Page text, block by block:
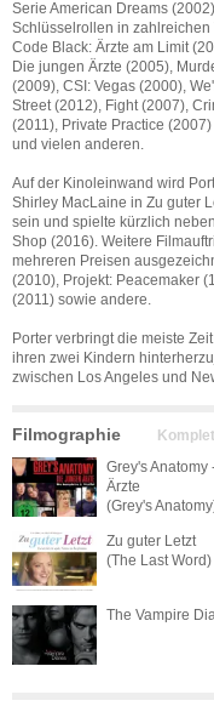
Serie American Dreams
Schlüsselrollen in zahlreichen
Code Black: Ärzte am Limit
Die jungen Ärzte (2005),
(2009), CSI: Vegas (2000),
Street (2012), Fight (2007),
(2011), Private Practice
und vielen anderen.
Auf der Kinoleinwand wird
Shirley MacLaine in Zu guter
sein und spielte kürzlich
Shop (2016). Weitere
mehreren Preisen
(2010), Projekt: Peacemaker
(2011) sowie andere.
Porter verbringt die meiste
ihren zwei Kindern
zwischen Los Angeles und
Filmographie
Grey's Anatomy
Ärzte
(Grey's
Zu guter Letzt
(The Last Word)
The Vampire